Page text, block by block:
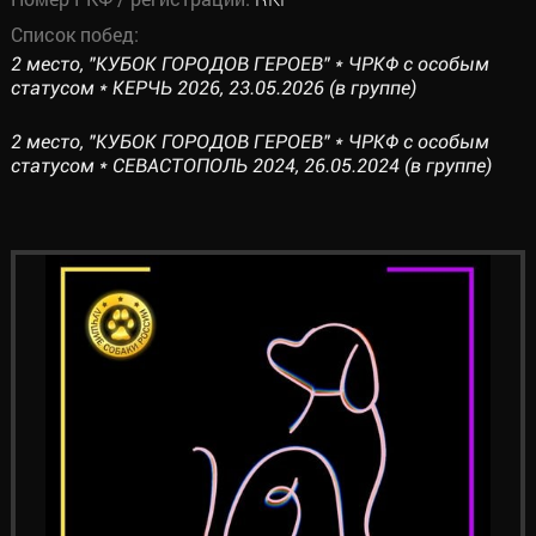
Список побед:
2 место, "КУБОК ГОРОДОВ ГЕРОЕВ" * ЧРКФ с особым
статусом * КЕРЧЬ 2026, 23.05.2026 (в группе)
2 место, "КУБОК ГОРОДОВ ГЕРОЕВ" * ЧРКФ с особым
статусом * СЕВАСТОПОЛЬ 2024, 26.05.2024 (в группе)